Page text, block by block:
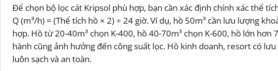
Để chọn bộ lọc cát Kripsol phù hợp, bạn cần xác định chính xác thể
Q (m³/h) = (Thể tích hồ × 2) ÷ 24 giờ. Ví dụ, hồ 50m³ cần lưu lượng
hợp. Hồ từ 20-40m³ chọn K-400, hồ 40-70m³ chọn K-600, hồ lớn
hành cũng ảnh hưởng đến công suất lọc. Hồ kinh doanh, resort có
luôn sạch và an toàn.